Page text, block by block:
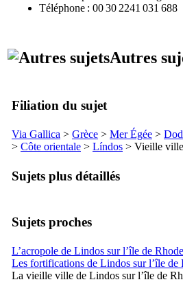
Téléphone : 00 30 2241 031 688
Autres
Filiation du sujet
Via Gallica > Grèce > Mer Égée >
> Côte orientale > Líndos > Vieille ville
Sujets plus détaillés
Sujets proches
L’acropole de Lindos sur l’île de
Les fortifications de Lindos sur l’île de
La vieille ville de Lindos sur l’île de